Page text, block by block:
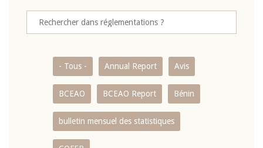
- Tous - Annual Report Avis
BCEAO BCEAO Report Bénin
bulletin mensuel des statistiques